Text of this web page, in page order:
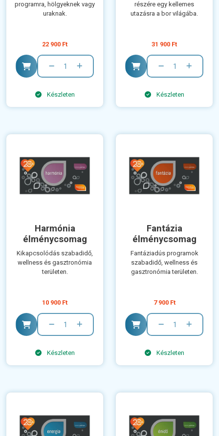
programra, hölgyeknek vagy
uraknak.
22 900 Ft
Készleten
részére egy kellemes
utazásra a bor világába.
31 900 Ft
Készleten
Harmónia
élménycsomag
Kikapcsolódás szabadidő,
wellness és gasztronómia
területen.
10 900 Ft
Készleten
Fantázia
élménycsomag
Fantáziadús programok
szabadidő, wellness és
gasztronómia területen.
7 900 Ft
Készleten